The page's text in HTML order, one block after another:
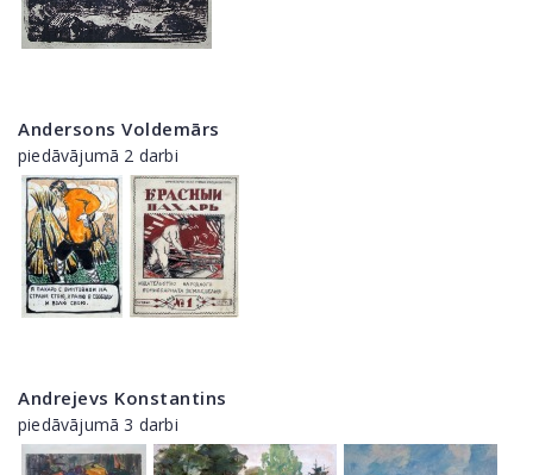
Andersons Voldemārs
piedāvājumā 2 darbi
Andrejevs Konstantins
piedāvājumā 3 darbi